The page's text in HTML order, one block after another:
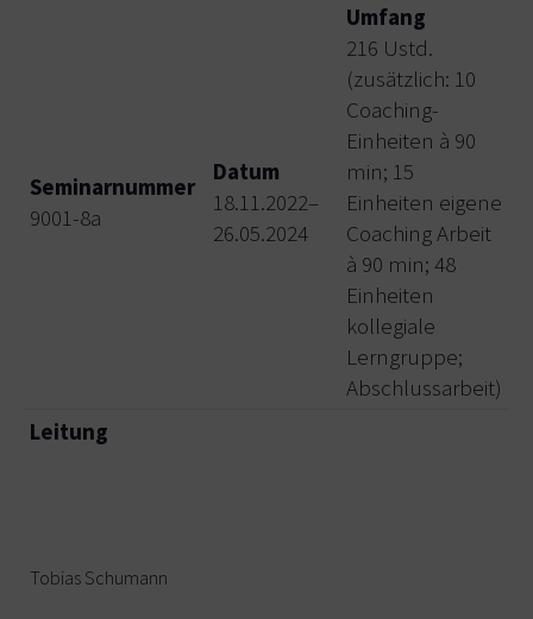
Seminarnummer
9001-8a
Datum
18.11.2022–
26.05.2024
Umfang
216 Ustd.
(zusätzlich: 10
Coaching-
Einheiten à 90
min; 15
Einheiten eigene
Coaching Arbeit
à 90 min; 48
Einheiten
kollegiale
Lerngruppe;
Abschlussarbeit)
Leitung
Tobias Schumann